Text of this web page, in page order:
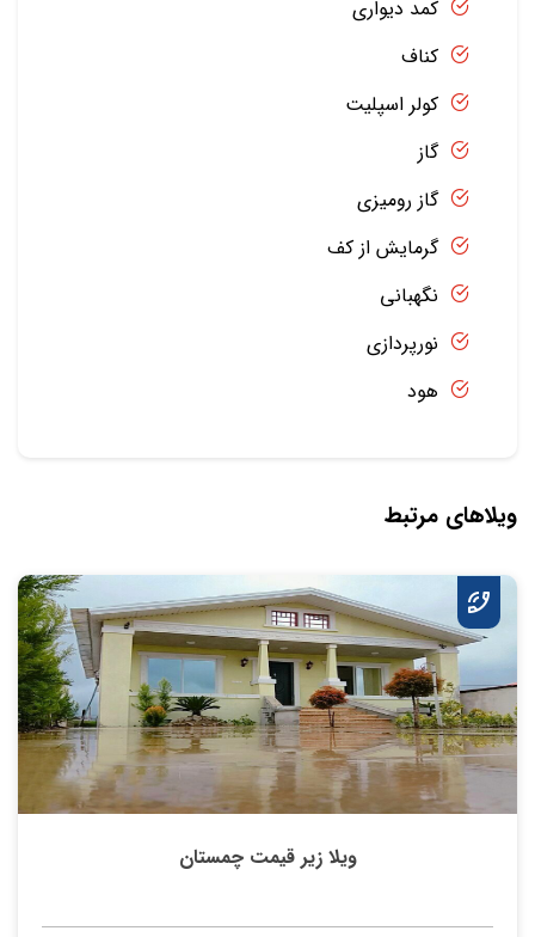
کمد دیواری
کناف
کولر اسپلیت
گاز
گاز رومیزی
گرمایش از کف
نگهبانی
نورپردازی
هود
ویلاهای مرتبط
ویلا زیر قیمت چمستان